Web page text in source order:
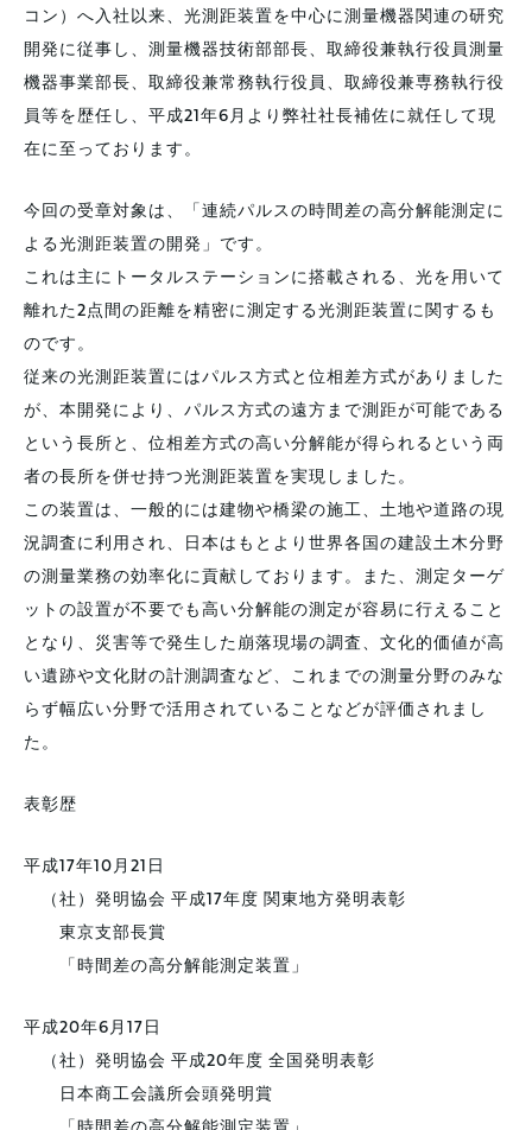
コン）へ入社以来、光測距装置を中心に測量機器関連の研究
開発に従事し、測量機器技術部部長、取締役兼執行役員測量
機器事業部長、取締役兼常務執行役員、取締役兼専務執行役
員等を歴任し、平成21年6月より弊社社長補佐に就任して現
在に至っております。
今回の受章対象は、「連続パルスの時間差の高分解能測定に
よる光測距装置の開発」です。
これは主にトータルステーションに搭載される、光を用いて
離れた2点間の距離を精密に測定する光測距装置に関するも
のです。
従来の光測距装置にはパルス方式と位相差方式がありました
が、本開発により、パルス方式の遠方まで測距が可能である
という長所と、位相差方式の高い分解能が得られるという両
者の長所を併せ持つ光測距装置を実現しました。
この装置は、一般的には建物や橋梁の施工、土地や道路の現
況調査に利用され、日本はもとより世界各国の建設土木分野
の測量業務の効率化に貢献しております。また、測定ターゲ
ットの設置が不要でも高い分解能の測定が容易に行えること
となり、災害等で発生した崩落現場の調査、文化的価値が高
い遺跡や文化財の計測調査など、これまでの測量分野のみな
らず幅広い分野で活用されていることなどが評価されまし
た。
表彰歴
平成17年10月21日
（社）発明協会 平成17年度 関東地方発明表彰
東京支部長賞
「時間差の高分解能測定装置」
平成20年6月17日
（社）発明協会 平成20年度 全国発明表彰
日本商工会議所会頭発明賞